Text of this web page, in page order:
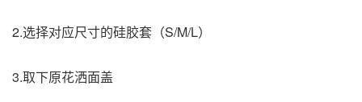
2.选择对应尺寸的硅胶套（S/M/L）
3.取下原花洒面盖